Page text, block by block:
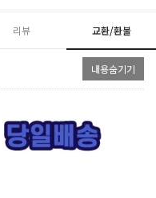
리뷰 교환/환불
내용숨기기